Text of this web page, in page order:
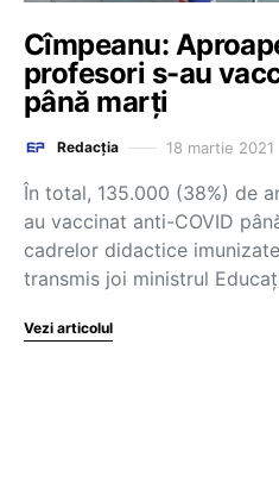
Cîmpeanu:
profesori s-au
până marți
Redacția 18 martie 2021
În total, 135.000 (38%) de
au vaccinat anti-COVID
cadrelor didactice
transmis joi ministrul
Vezi articolul